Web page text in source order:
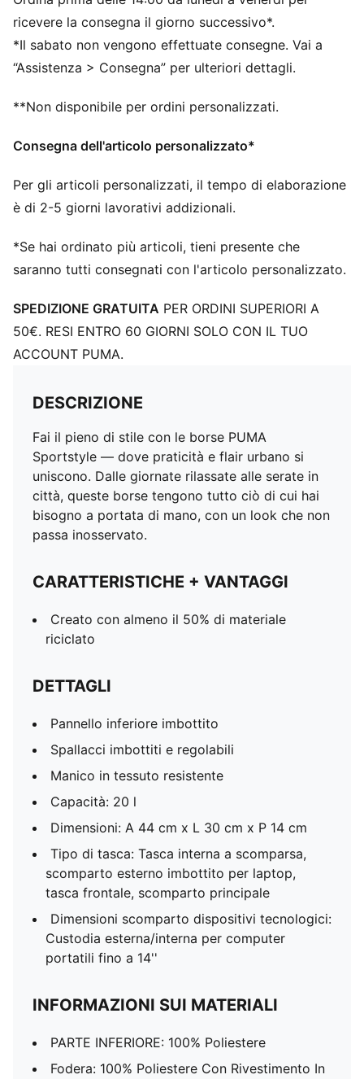
14''
ricevere la consegna il giorno successivo*.
*Il sabato non vengono effettuate consegne. Vai a
“Assistenza > Consegna” per ulteriori dettagli.
**Non disponibile per ordini personalizzati.
Consegna dell'articolo personalizzato*
Per gli articoli personalizzati, il tempo di elaborazione
è di 2-5 giorni lavorativi addizionali.
*Se hai ordinato più articoli, tieni presente che
saranno tutti consegnati con l'articolo personalizzato.
SPEDIZIONE GRATUITA PER ORDINI SUPERIORI A
50€. RESI ENTRO 60 GIORNI SOLO CON IL TUO
ACCOUNT PUMA.
DESCRIZIONE
Fai il pieno di stile con le borse PUMA
Sportstyle — dove praticità e flair urbano si
uniscono. Dalle giornate rilassate alle serate in
città, queste borse tengono tutto ciò di cui hai
bisogno a portata di mano, con un look che non
passa inosservato.
CARATTERISTICHE + VANTAGGI
Creato con almeno il 50% di materiale
riciclato
DETTAGLI
Pannello inferiore imbottito
Spallacci imbottiti e regolabili
Manico in tessuto resistente
Capacità: 20 l
Dimensioni: A 44 cm x L 30 cm x P 14 cm
Tipo di tasca: Tasca interna a scomparsa,
scomparto esterno imbottito per laptop,
tasca frontale, scomparto principale
Dimensioni scomparto dispositivi tecnologici:
Custodia esterna/interna per computer
portatili fino a 14''
INFORMAZIONI SUI MATERIALI
PARTE INFERIORE: 100% Poliestere
Fodera: 100% Poliestere Con Rivestimento In